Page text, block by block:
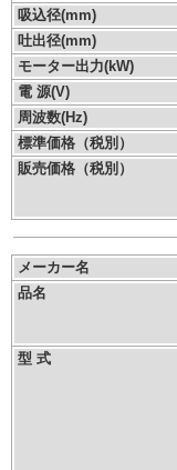
吸込径(mm)
吐出径(mm)
モーター出力(kW)
電 源(V)
周波数(Hz)
標準価格（税別）
販売価格（税別）
メーカー名
品名
型 式